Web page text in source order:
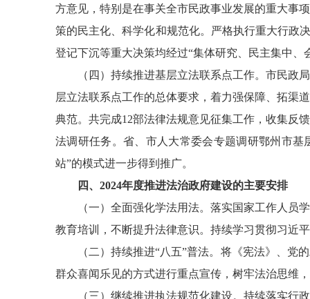
方意见，特别是在事关全市民政事业发展的重大事
策的民主化、科学化和规范化。严格执行重大行政
登记下沉等重大决策均经过“集体研究、民主集中、
（四）持续推进基层立法联系点工作。 市民政
层立法联系点工作的总体要求，着力强保障、拓渠
典范。共完成12部法律法规意见征集工作， 收集反
法调研任务。省、市人大常委会专题调研鄂州市
站”的模式进一步得到推广。
四、 2024年度推进法治政府建设的主要安排
（一） 全面强化学法用法。 落实国家工作人员
教育培训，不断提升法律意识。持续学习贯彻习近
（二）持续推进“八五”普法。 将《宪法》、党
群众喜闻乐见的方式进行重点宣传，树牢法治思维
（三）继续推进执法规范化建设。 持续落实行